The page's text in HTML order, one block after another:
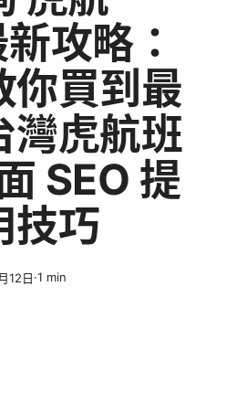
攻略：
你買到最
灣虎航班
SEO 提
技巧
12日·1 min